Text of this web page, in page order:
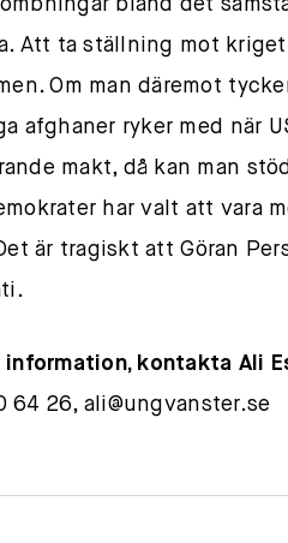
bland det
Att ta ställning mot
Om man däremot
afghaner ryker med när
makt, då kan man
har valt att vara
är tragiskt att Göran
information, kontakta Ali
64 26, ali@ungvanster.se